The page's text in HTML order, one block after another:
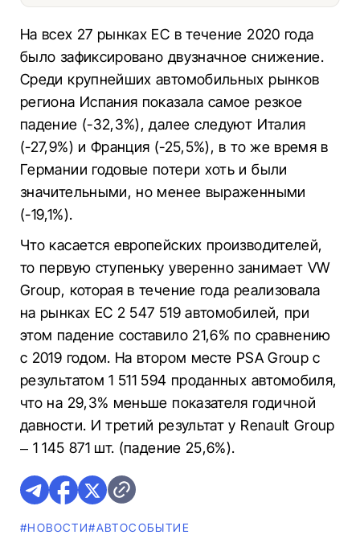
На всех 27 рынках ЕС в течение 2020 года
было зафиксировано двузначное снижение.
Среди крупнейших автомобильных рынков
региона Испания показала самое резкое
падение (-32,3%), далее следуют Италия
(-27,9%) и Франция (-25,5%), в то же время в
Германии годовые потери хоть и были
значительными, но менее выраженными
(-19,1%).
Что касается европейских производителей,
то первую ступеньку уверенно занимает VW
Group, которая в течение года реализовала
на рынках ЕС 2 547 519 автомобилей, при
этом падение составило 21,6% по сравнению
с 2019 годом. На втором месте PSA Group с
результатом 1 511 594 проданных автомобиля,
что на 29,3% меньше показателя годичной
давности. И третий результат у Renault Group
– 1 145 871 шт. (падение 25,6%).
#НОВОСТИ#АВТОСОБЫТИЕ